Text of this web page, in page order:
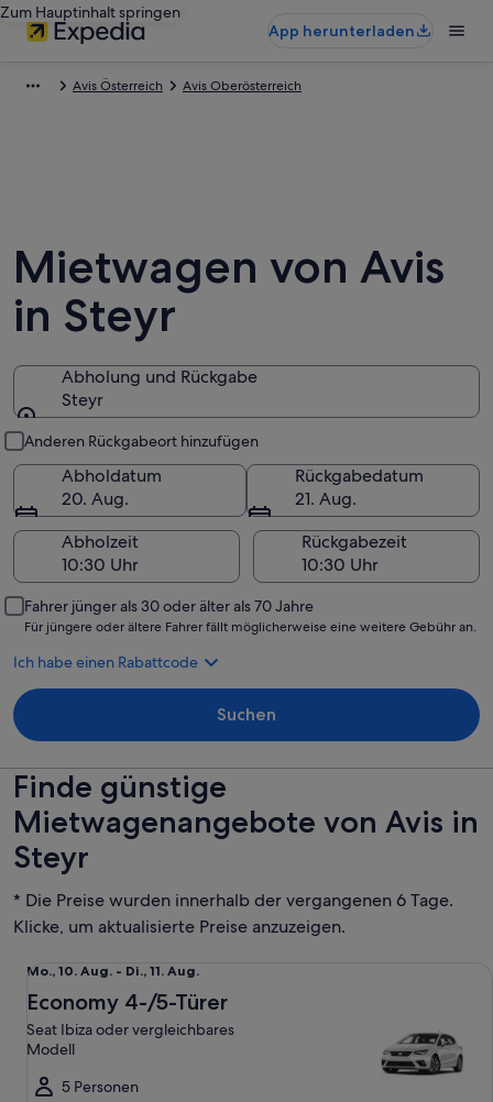
Zum Hauptinhalt springen
App herunterladen
Avis Österreich Avis Oberösterreich
Mietwagen von Avis
in Steyr
Abholung und Rückgabe
Steyr
Anderen Rückgabeort hinzufügen
Abholdatum
20. Aug.
Rückgabedatum
21. Aug.
Abholzeit
Rückgabezeit
Fahrer jünger als 30 oder älter als 70 Jahre
Für jüngere oder ältere Fahrer fällt möglicherweise eine weitere Gebühr an.
Ich habe einen Rabattcode
Suchen
Finde günstige
Mietwagenangebote von Avis in
Steyr
* Die Preise wurden innerhalb der vergangenen 6 Tage.
Klicke, um aktualisierte Preise anzuzeigen.
Mo.,
10.
Aug.
bis
11.
Mo., 10. Aug. - Di., 11. Aug.
Economy 4-/5-Türer
Seat Ibiza oder vergleichbares
Modell
5 Personen